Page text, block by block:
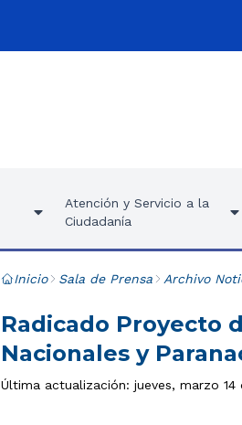
Atención y Servicio a la
Ciudadanía
Inicio Sala de Prensa Archivo
Radicado Proyecto
Nacionales y
Última actualización: jueves, marzo 14